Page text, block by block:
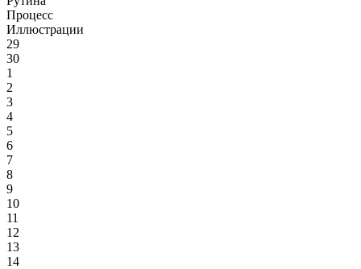
Процесс
Иллюстрации
29
30
1
2
3
4
5
6
7
8
9
10
11
12
13
14